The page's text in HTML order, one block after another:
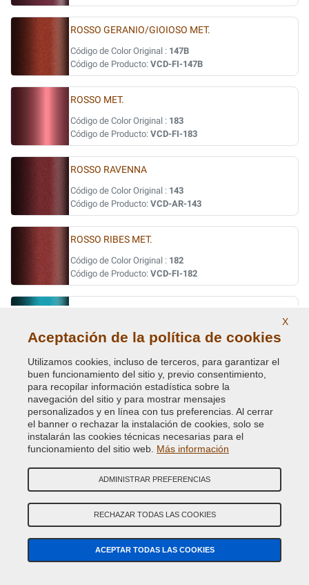
ROSSO GERANIO/GIOIOSO MET.
Código de Color Original : 147B
Código de Producto: VCD-FI-147B
ROSSO MET.
Código de Color Original : 183
Código de Producto: VCD-FI-183
ROSSO RAVENNA
Código de Color Original : 143
Código de Producto: VCD-AR-143
ROSSO RIBES MET.
Código de Color Original : 182
Código de Producto: VCD-FI-182
Código de Color Original :391B
Código de Producto:VCD-FI-391B
VERDE CRYSTAL MET.
Código de Color Original :352
Código de Producto:VCD-FI-352
VERDE DERBY METALLESCEN.
Código de Color Original :340
Código de Producto: VCD-FI-340
VERDE DIESEL MET.
Código de Color Original :370A
Código de Producto:VCD-FI-370A
X
Aceptación de la política de cookies
Utilizamos cookies, incluso de terceros, para garantizar el
buen funcionamiento del sitio y, previo consentimiento,
para recopilar información estadística sobre la
navegación del sitio y para mostrar mensajes
personalizados y en línea con tus preferencias. Al cerrar
el banner o rechazar la instalación de cookies, solo se
instalarán las cookies técnicas necesarias para el
funcionamiento del sitio web. Más información
ADMINISTRAR PREFERENCIAS
RECHAZAR TODAS LAS COOKIES
ACEPTAR TODAS LAS COOKIES